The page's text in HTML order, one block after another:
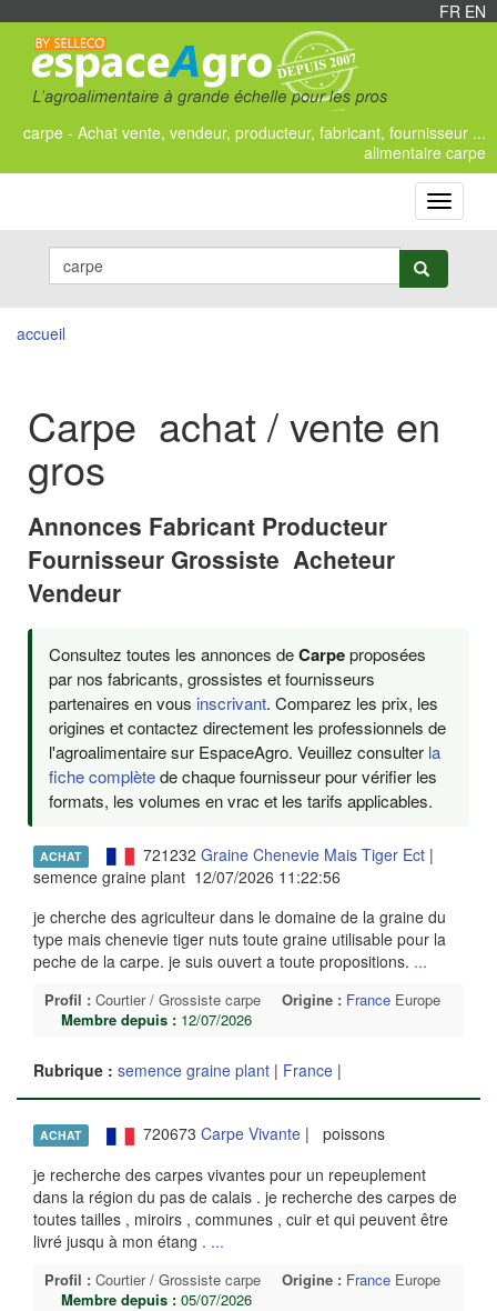
FR EN
carpe - Achat vente, vendeur, producteur, fabricant, fournisseur ...
alimentaire carpe
Toggle
accueil
Carpe achat / vente en
gros
Annonces Fabricant Producteur
Fournisseur Grossiste Acheteur
Vendeur
Consultez toutes les annonces deCarpeproposées
par nos fabricants, grossistes et fournisseurs
partenaires en vous inscrivant. Comparez les prix, les
origines et contactez directement les professionnels de
l'agroalimentaire sur EspaceAgro. Veuillez consulter la
fiche complètede chaque fournisseur pour vérifier les
formats, les volumes en vrac et les tarifs applicables.
ACHAT 721232 Graine Chenevie Mais Tiger Ect|
semence graine plant 12/07/2026 11:22:56
je cherche des agriculteur dans le domaine de la graine du
type mais chenevie tiger nuts toute graine utilisable pour la
peche de la carpe. je suis ouvert a toute propositions. ...
Profil : Courtier / Grossiste carpe Origine : France Europe
Membre depuis : 12/07/2026
Rubrique : semence graine plant | France |
ACHAT 720673 Carpe Vivante| poissons
je recherche des carpes vivantes pour un repeuplement
dans la région du pas de calais . je recherche des carpes de
toutes tailles , miroirs , communes , cuir et qui peuvent être
livré jusqu à mon étang . ...
Profil : Courtier / Grossiste carpe Origine : France Europe
Membre depuis : 05/07/2026